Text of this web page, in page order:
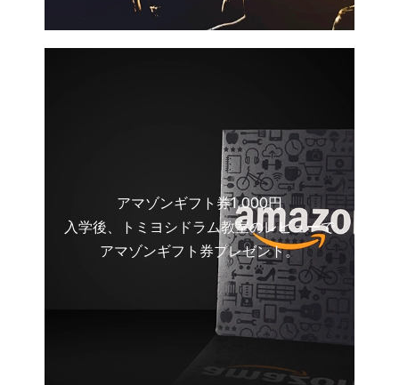
アマゾンギフト券1,000円
入学後、トミヨシドラム教室のレビューで
アマゾンギフト券プレゼント。